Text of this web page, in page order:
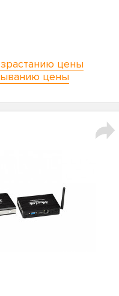
цены
цены